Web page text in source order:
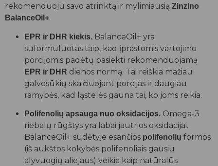
rekomenduoju savo atrinktą ir mylimiausią Zinzino
BalanceOil+.
EPR ir DHR kiekis. BalanceOil+ yra
suformuluotas taip, kad įprastomis vartojimo
porcijomis padėtų pasiekti rekomenduojamą
EPR ir DHR dienos normą. Tai reiškia mažiau
galvosūkių skaičiuojant porcijas ir daugiau
ramybės, kad ląstelės gauna tai, ko joms reikia.
Polifenolių apsauga nuo oksidacijos. Omega-3
riebalų rūgštys yra labai jautrios oksidacijai.
BalanceOil+ sudėtyje esančios polifenolių formos
(iš aukštos kokybės polifenoliais gausiu
alyvuogių aliejaus) veikia kaip natūralūs